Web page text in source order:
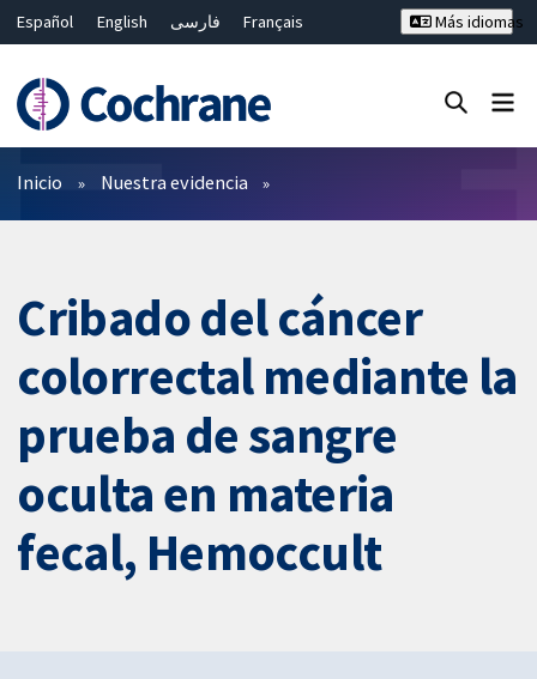
Español English فارسی
Français
Bahasa Malaysia
ไทย 繁體中文
Más idiomas
Filtros
Inicio Nuestra evidencia
Cribado del cáncer
colorrectal mediante la
prueba de sangre
oculta en materia
fecal, Hemoccult